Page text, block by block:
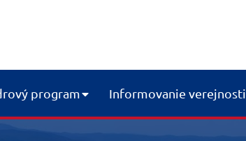
program Informovanie verejnosti